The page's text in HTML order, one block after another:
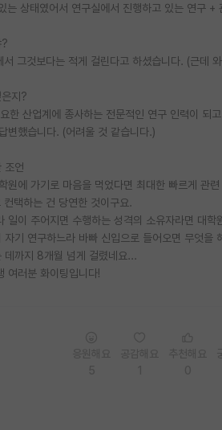
상태였어서 연구실에서 진행하고 있는 연구 +
그것보다는 적게 걸린다고 하셨습니다. (근데
지?
한 산업계에 종사하는 전문적인 연구 인력이 되
변했습니다. (어려울 것 같습니다.)
조언
원에 가기로 마음을 먹었다면 최대한 빠르게 관
택하는 건 당연한 것이구요.
일이 주어지면 수행하는 성격의 소유자라면 대
기 연구하느라 바빠 신입으로 들어오면 무엇
데까지 8개월 넘게 걸렸네요...
여러분 화이팅입니다!